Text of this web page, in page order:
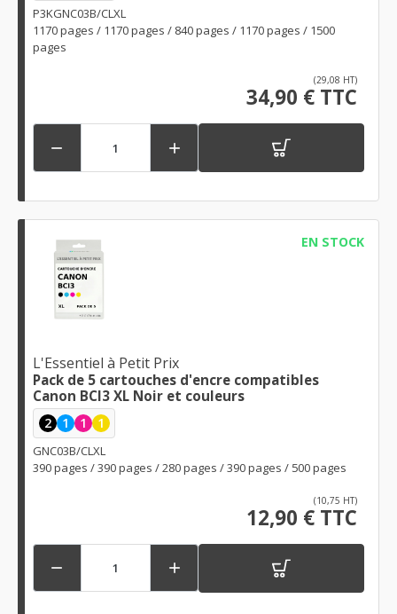
P3KGNC03B/CLXL
1170 pages / 1170 pages / 840 pages / 1170 pages / 1500
pages
(29,08 HT)
34,90 € TTC
 
EN STOCK
L'Essentiel à Petit Prix
Pack de 5 cartouches d'encre compatibles
Canon BCI3 XL Noir et couleurs
2 1 1 1
GNC03B/CLXL
390 pages / 390 pages / 280 pages / 390 pages / 500 pages
(10,75 HT)
12,90 € TTC
 